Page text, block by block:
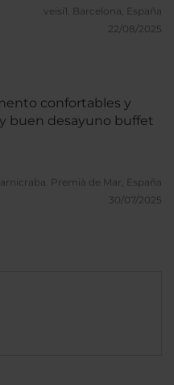
veisi1. Barcelona, España
22/08/2025
confortables y
buen desayuno buffet
Premià de Mar, España
30/07/2025